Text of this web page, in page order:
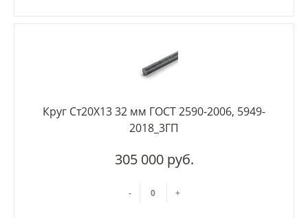
Круг Ст20Х13 32 мм ГОСТ 2590-2006, 5949-
2018_3ГП
305 000 руб.
- +